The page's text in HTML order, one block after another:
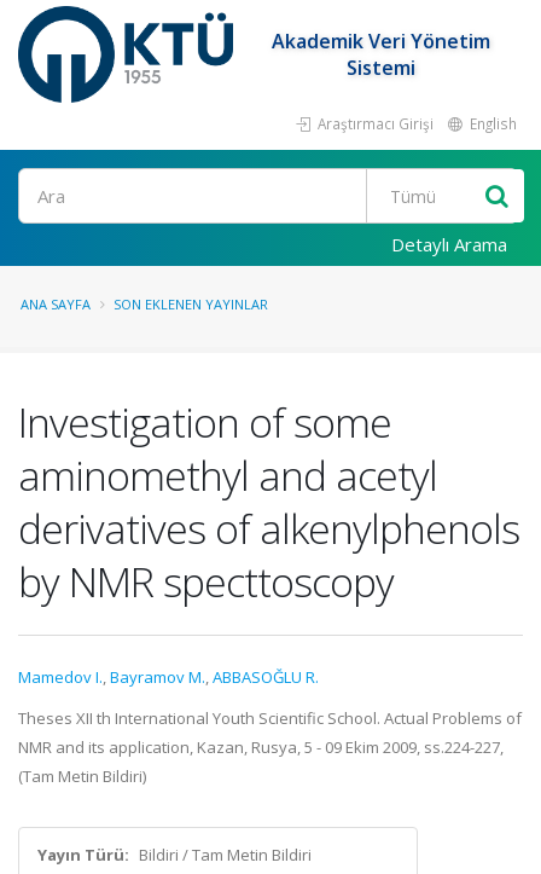
Akademik Veri Yönetim
Sistemi
Araştırmacı Girişi English
Ara
Detaylı Arama
ANA SAYFA SON EKLENEN YAYINLAR
Investigation of some
aminomethyl and acetyl
derivatives of alkenylphenols
by NMR specttoscopy
Mamedov I.,Bayramov M.,ABBASOĞLU R.
Theses XII th International Youth Scientific School. Actual Problems of
NMR and its application, Kazan, Rusya, 5 - 09 Ekim 2009, ss.224-227,
(Tam Metin Bildiri)
Yayın Türü: Bildiri / Tam Metin Bildiri